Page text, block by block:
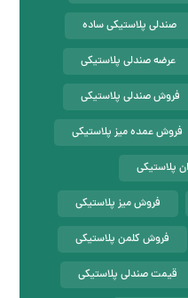
صندلی پلاستیکی ساده
عرضه صندلی پلاستیکی
فروش صندلی پلاستیکی
فروش عمده میز پلاستیکی
پلاستیکی
فروش میز پلاستیکی
فروش کلمن پلاستیکی
قیمت صندلی پلاستیکی